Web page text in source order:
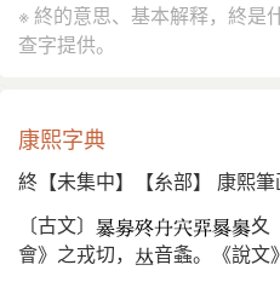
※ 終的意思、基本解释，終是
查字提供。
康熙字典
終【未集中】【糸部】 康熙
〔古文〕
夊
會》之戎切，
音螽。《說文